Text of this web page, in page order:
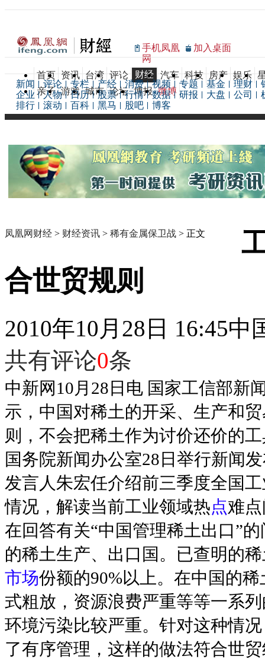
手机凤凰
网
加入桌面
首页 资讯 台湾 评论 财经 汽车 科技 房产 娱乐
亲子 游戏 城市 论坛 博报 微博
新闻 评论 专栏 产经 消费 视频 专题 基金 理财
企业
人物 日历 股票 行情 数据 研报 大盘 公司
排行
滚动 百科 黑马 股吧 博客
凤凰网财经 > 财经资讯 > 稀有金属保卫战 > 正文
合世贸规则
2010年10月28日 16:45中
共有评论0条
中新网10月28日电 国家工信部新
示，中国对稀土的开采、生产和
则，不会把稀土作为讨价还价的
国务院新闻办公室28日举行新闻
发言人朱宏任介绍前三季度全国
情况，解读当前工业领域热点难
在回答有关“中国管理稀土出口”
的稀土生产、出口国。已查明的
市场份额的90%以上。在中国的
式粗放，资源浪费严重等等一系
环境污染比较严重。针对这种情
了有序管理，这样的做法符合世